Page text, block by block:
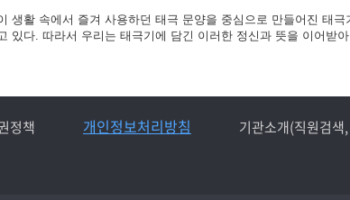
생활 속에서 즐겨 사용하던 태극 문양을 중심으로 만들어진 태
있다. 따라서 우리는 태극기에 담긴 이러한 정신과 뜻을 이어받
정책 개인정보처리방침
기관소개(직원검색